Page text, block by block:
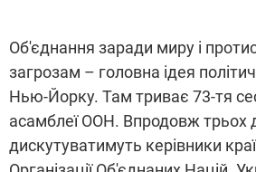
Об'єднання заради миру і
загрозам – головна ідея
Нью-Йорку. Там триває 73-тя
асамблеї ООН. Впродовж трьох
дискутуватимуть керівники